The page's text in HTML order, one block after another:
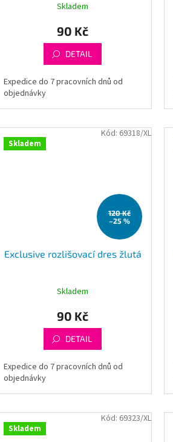
Skladem
90 Kč
DETAIL
Expedice do 7 pracovních dnů od
objednávky
Skladem
120 Kč
–25 %
Exclusive rozlišovací dres žlutá
Skladem
90 Kč
DETAIL
Expedice do 7 pracovních dnů od
objednávky
Kód: 69318/XL
Skladem
Kód: 69323/XL